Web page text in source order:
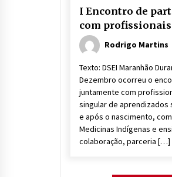
I Encontro de
com
Rodrigo Martins
Texto: DSEI Maranhão
Dezembro ocorreu o
juntamente com
singular de
e após o nascimento,
Medicinas Indígenas e
colaboração, parceria […]